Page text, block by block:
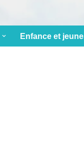
Enfance et